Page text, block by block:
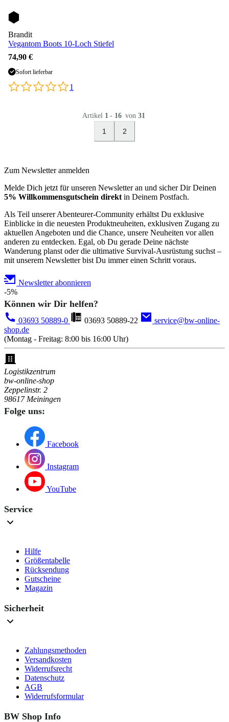
Brandit
Vegantom Boots 10-Loch Stiefel
74,90 €
Sofort lieferbar
1
Artikel 1 - 16 von 31
1 2
Zum Newsletter anmelden
Melde Dich jetzt für unseren Newsletter an und sicher Dir Deinen
5% Willkommensgutschein direkt in Deinem Postfach.
Als Teil unserer Abenteurer-Community erhältst Du exklusive
Einblicke in die neuesten Produktneuheiten, exklusiven Zugang zu
aktuellen Angeboten und die Chance, unsere Neuheiten vor allen
anderen zu entdecken. Egal, ob Du gerade Deine nächste
Wanderung planst oder die ultimative Survival-Ausrüstung suchst –
mit unserem Newsletter bist Du immer einen Schritt voraus.
Newsletter abonnieren
-5%
Können wir Dir helfen?
03693 50889-0 03693 50889-22
service@bw-online-
shop.de
(Montag - Freitag: 8:00 bis 16:00 Uhr)
Logistikzentrum
bw-online-shop
Zeppelinstr. 2
98617 Meiningen
Folge uns:
Facebook
Instagram
YouTube
Service
Hilfe
Größentabelle
Rücksendung
Gutscheine
Magazin
Sicherheit
Zahlungsmethoden
Versandkosten
Widerrufsrecht
Datenschutz
AGB
Widerrufsformular
BW Shop Info